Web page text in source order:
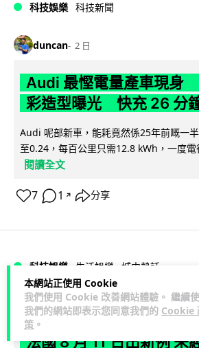
本網站正使用 Cookie
我們使用 Cookie 改善網站體驗。 繼續
我們的網站即表示您同意我們的 Cookie
策 。
科技娛樂 科技新聞
duncan 2 日
Audi 最慳電量產車現
彩造型曝光 快充 26 分
Audi 呢部新車，能耗竟然係25年前嘅一
至0.24，每百公里只需12.8 kWh，一度
閱讀全文
7 1 ↗ 分享
科技娛樂 生活娛樂 城中熱話
Vin 2 日
法國 8 月 11 日出新例 未